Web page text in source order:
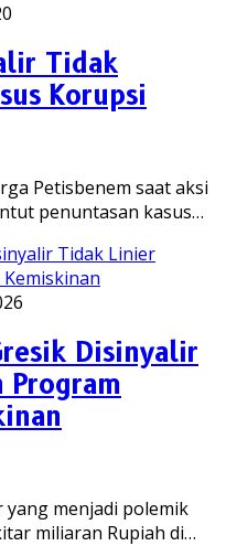
Tidak
Korupsi
Petisbenem saat aksi
penuntasan kasus…
Disinyalir
Program
menjadi polemik
miliaran Rupiah di…